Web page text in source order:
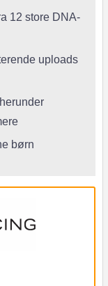
12 store DNA-
uploads
børn